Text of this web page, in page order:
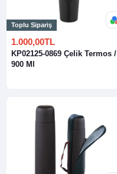
Toplu Sipariş
1.000,00TL
KP02125-0869 Çelik Termos /
900 Ml